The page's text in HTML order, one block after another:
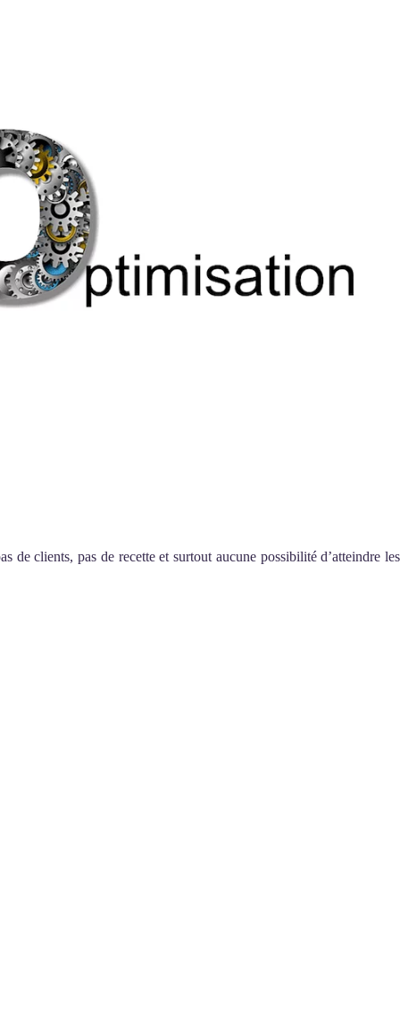
de clients, pas de recette et surtout aucune possibilité d’atteindre les